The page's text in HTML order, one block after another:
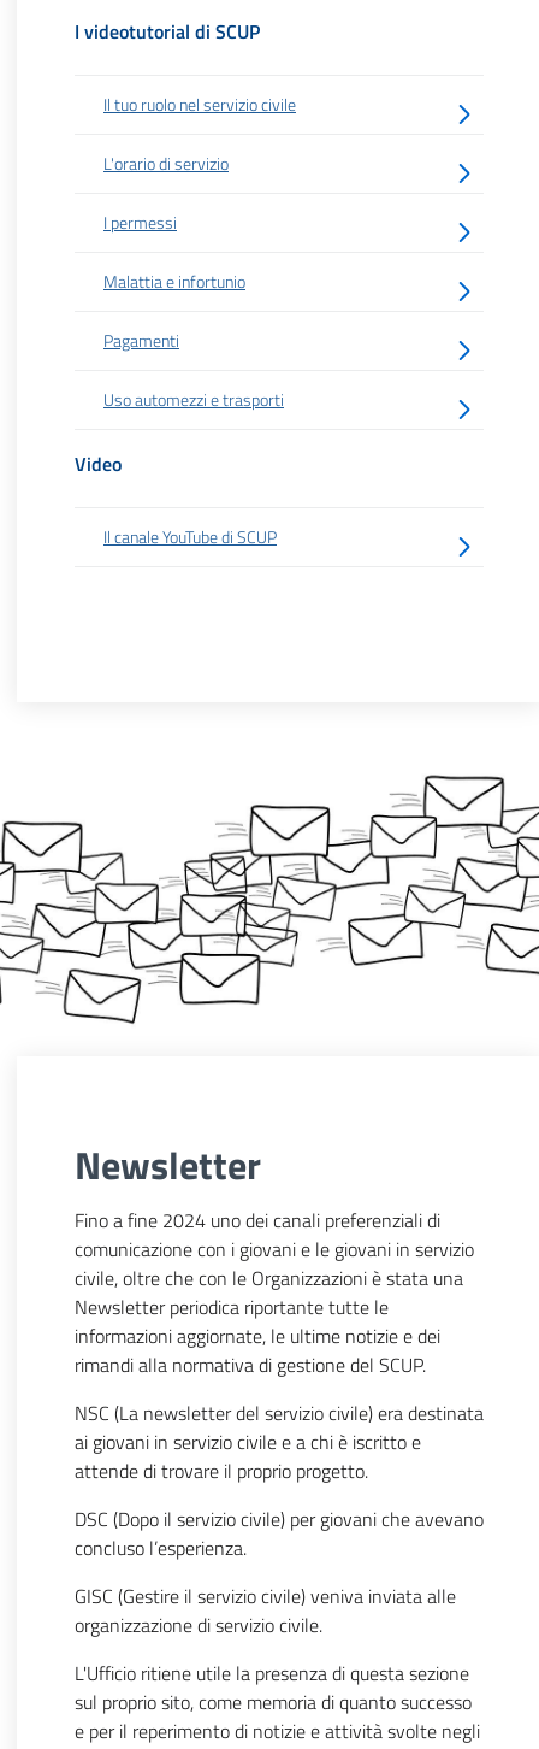
I videotutorial di SCUP
Il tuo ruolo nel servizio civile
L'orario di servizio
I permessi
Malattia e infortunio
Pagamenti
Uso automezzi e trasporti
Video
Il canale YouTube di SCUP
Newsletter
Fino a fine 2024 uno dei canali preferenziali di
comunicazione con i giovani e le giovani in servizio
civile, oltre che con le Organizzazioni è stata una
Newsletter periodica riportante tutte le
informazioni aggiornate, le ultime notizie e dei
rimandi alla normativa di gestione del SCUP.
NSC (La newsletter del servizio civile) era destinata
ai giovani in servizio civile e a chi è iscritto e
attende di trovare il proprio progetto.
DSC (Dopo il servizio civile) per giovani che avevano
concluso l’esperienza.
GISC (Gestire il servizio civile) veniva inviata alle
organizzazione di servizio civile.
L'Ufficio ritiene utile la presenza di questa sezione
sul proprio sito, come memoria di quanto successo
e per il reperimento di notizie e attività svolte negli